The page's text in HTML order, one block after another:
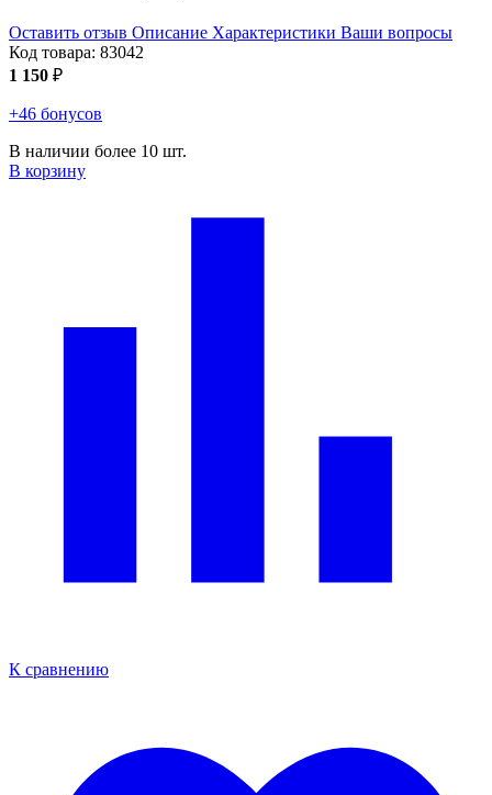
Оставить отзыв Описание Характеристики Ваши вопросы
Код товара: 83042
1 150 ₽
+46 бонусов
В наличии более 10 шт.
В корзину
К сравнению